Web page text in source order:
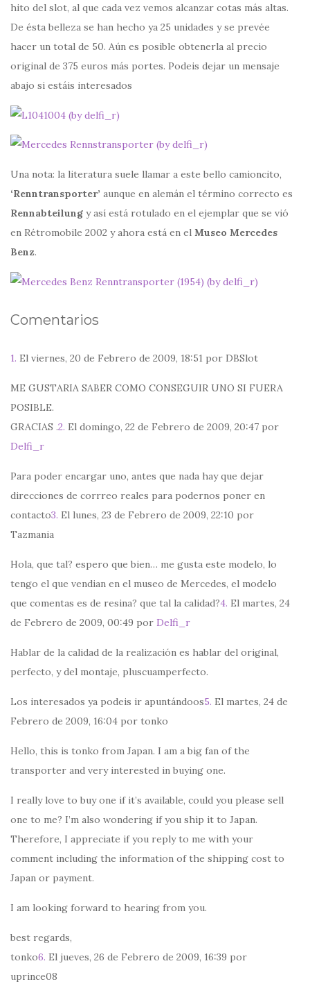
hito del slot, al que cada vez vemos alcanzar cotas más altas.
De ésta belleza se han hecho ya 25 unidades y se prevée
hacer un total de 50. Aún es posible obtenerla al precio
original de 375 euros más portes. Podeis dejar un mensaje
abajo si estáis interesados
Una nota: la literatura suele llamar a este bello camioncito,
‘Renntransporter’ aunque en alemán el término correcto es
Rennabteilung y así está rotulado en el ejemplar que se vió
en Rétromobile 2002 y ahora está en el Museo Mercedes
Benz.
Comentarios
1. El viernes, 20 de Febrero de 2009, 18:51 por DBSlot
ME GUSTARIA SABER COMO CONSEGUIR UNO SI FUERA
POSIBLE.
GRACIAS .2. El domingo, 22 de Febrero de 2009, 20:47 por
Delfi_r
Para poder encargar uno, antes que nada hay que dejar
direcciones de corrreo reales para podernos poner en
contacto3. El lunes, 23 de Febrero de 2009, 22:10 por
Tazmania
Hola, que tal? espero que bien… me gusta este modelo, lo
tengo el que vendian en el museo de Mercedes, el modelo
que comentas es de resina? que tal la calidad?4. El martes, 24
de Febrero de 2009, 00:49 por Delfi_r
Hablar de la calidad de la realización es hablar del original,
perfecto, y del montaje, pluscuamperfecto.
Los interesados ya podeis ir apuntándoos5. El martes, 24 de
Febrero de 2009, 16:04 por tonko
Hello, this is tonko from Japan. I am a big fan of the
transporter and very interested in buying one.
I really love to buy one if it’s available, could you please sell
one to me? I’m also wondering if you ship it to Japan.
Therefore, I appreciate if you reply to me with your
comment including the information of the shipping cost to
Japan or payment.
I am looking forward to hearing from you.
best regards,
tonko6. El jueves, 26 de Febrero de 2009, 16:39 por
uprince08